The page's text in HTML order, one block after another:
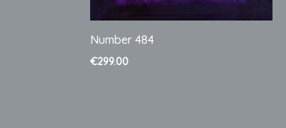
Number 484
€299.00